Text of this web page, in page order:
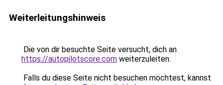
Weiterleitungshinweis
Die von dir besuchte Seite versucht, dich an
https://autopilotscore.com weiterzuleiten.
Falls du diese Seite nicht besuchen möchtest, kannst